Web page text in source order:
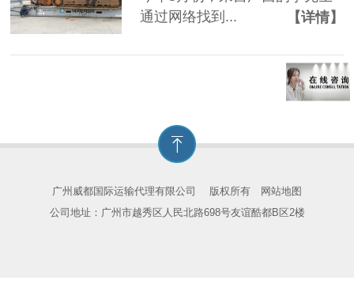
通过网络找到...
【详情】
广州威都国际运输代理有限公司 版权所有
网站地图
公司地址：广州市越秀区人民北路698号友谊酷都B区2楼